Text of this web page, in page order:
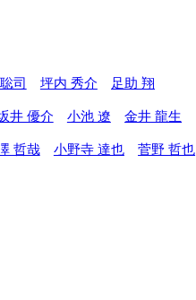
司 坪内 秀介 足助 翔
井 優介 小池 遼 金井 龍生
哲哉 小野寺 達也
菅野 哲也